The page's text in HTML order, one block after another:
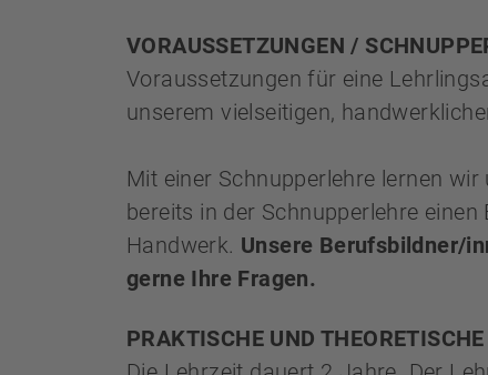
VORAUSSETZUNGEN /
Voraussetzungen für eine
unserem vielseitigen,
Mit einer Schnupperlehre lernen
bereits in der Schnupperlehre
Handwerk. Unsere Berufsbildner/
gerne Ihre Fragen.
PRAKTISCHE UND